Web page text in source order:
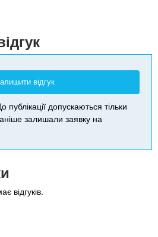
відгук
публікації допускаються тільки
залишали заявку на
відгуків.